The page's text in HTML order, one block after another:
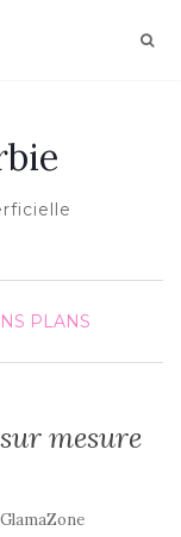
PLANS
mesure